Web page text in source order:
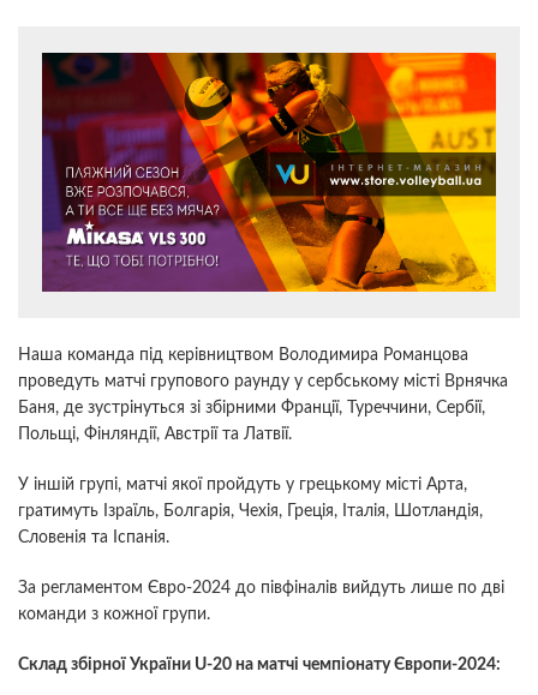
Наша команда під керівництвом Володимира Романцова
проведуть матчі групового раунду у сербському місті Врнячка
Баня, де зустрінуться зі збірними Франції, Туреччини, Сербії,
Польщі, Фінляндії, Австрії та Латвії.
У іншій групі, матчі якої пройдуть у грецькому місті Арта,
гратимуть Ізраїль, Болгарія, Чехія, Греція, Італія, Шотландія,
Словенія та Іспанія.
За регламентом Євро-2024 до півфіналів вийдуть лише по дві
команди з кожної групи.
Склад збірної України U-20 на матчі чемпіонату Європи-2024: